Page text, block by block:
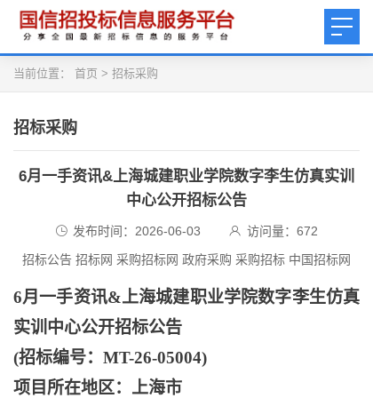
当前位置： 首页 > 招标采购
招标采购
6月一手资讯&上海城建职业学院数字李生仿真实训
中心公开招标公告
发布时间：2026-06-03 访问量： 672
招标公告 招标网 采购招标网 政府采购 采购招标 中国招标网
6月一手资讯&上海城建职业学院数字李生仿真
实训中心公开招标公告
(招标编号：MT-26-05004)
项目所在地区：上海市